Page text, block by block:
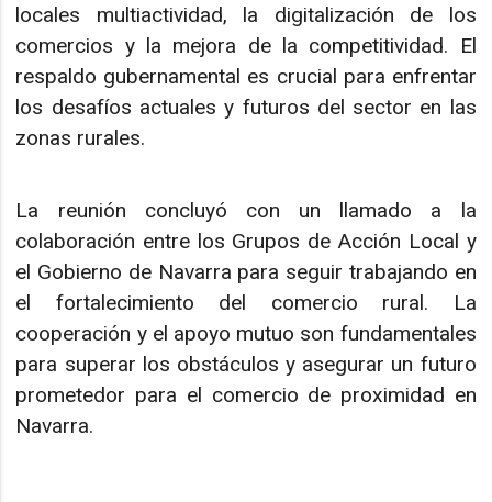
locales multiactividad, la digitalización de los
comercios y la mejora de la competitividad. El
respaldo gubernamental es crucial para enfrentar
los desafíos actuales y futuros del sector en las
zonas rurales.
La reunión concluyó con un llamado a la
colaboración entre los Grupos de Acción Local y
el Gobierno de Navarra para seguir trabajando en
el fortalecimiento del comercio rural. La
cooperación y el apoyo mutuo son fundamentales
para superar los obstáculos y asegurar un futuro
prometedor para el comercio de proximidad en
Navarra.